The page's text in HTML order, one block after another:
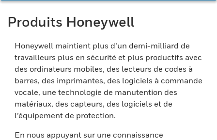
Produits Honeywell
Honeywell maintient plus d’un demi-milliard de
travailleurs plus en sécurité et plus productifs avec
des ordinateurs mobiles, des lecteurs de codes à
barres, des imprimantes, des logiciels à commande
vocale, une technologie de manutention des
matériaux, des capteurs, des logiciels et de
l’équipement de protection.
En nous appuyant sur une connaissance